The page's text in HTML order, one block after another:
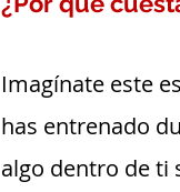
Imagínate este
has entrenado
algo dentro de ti